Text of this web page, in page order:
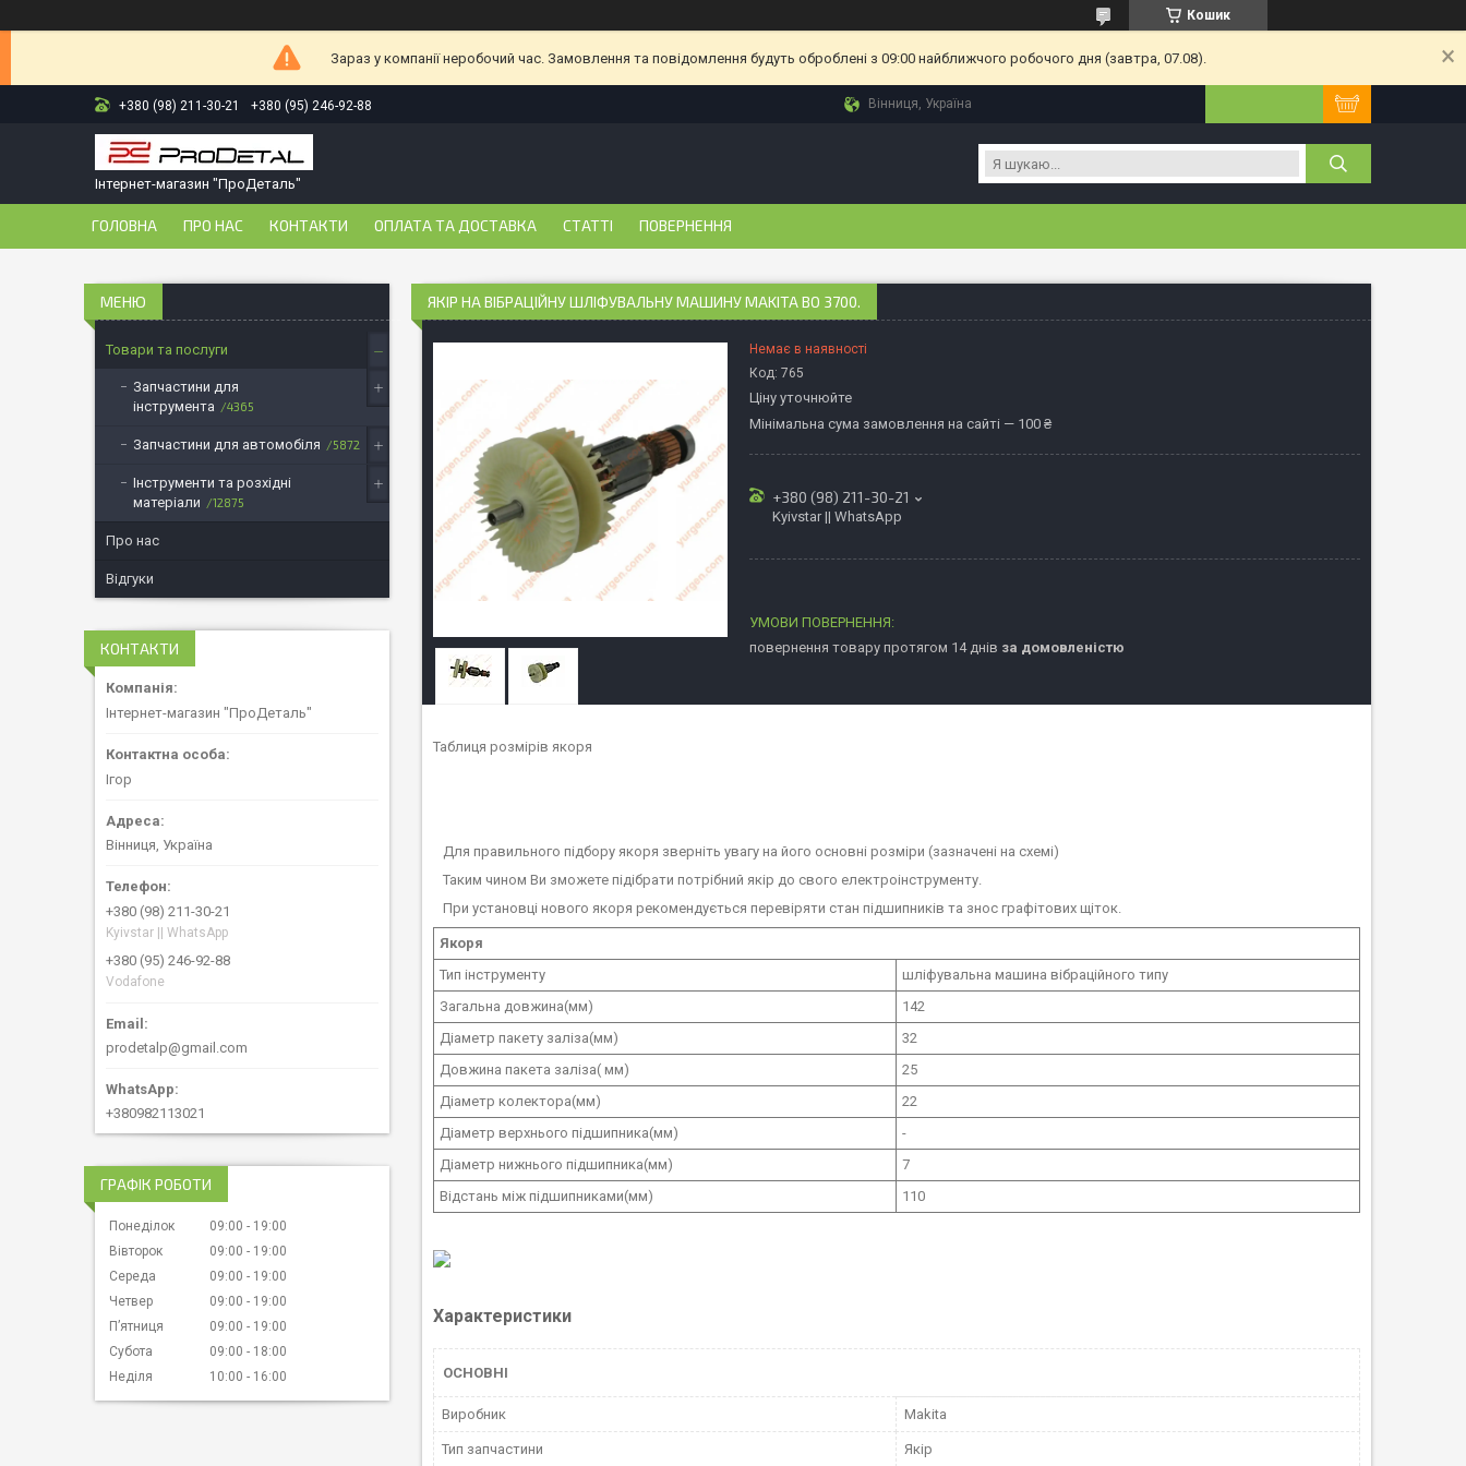
Кошик
Зараз у компанії неробочий час. Замовлення та повідомлення будуть оброблені з 09:00 найближчого робочого дня (завтра, 07.08).
+380 (98) 211-30-21 +380 (95) 246-92-88 Вінниця, Україна
Інтернет-магазин "ПроДеталь"
ГОЛОВНА ПРО НАС КОНТАКТИ ОПЛАТА ТА ДОСТАВКА СТАТТІ ПОВЕРНЕННЯ
ЯКІР НА ВІБРАЦІЙНУ ШЛІФУВАЛЬНУ МАШИНУ MAKITA BO 3700.
Немає в наявності
Код: 765
Ціну уточнюйте
Мінімальна сума замовлення на сайті — 100 ₴
+380 (98) 211-30-21
Kyivstar || WhatsApp
повернення товару протягом 14 днів за домовленістю
Таблиця розмірів якоря
Для правильного підбору якоря зверніть увагу на його основні розміри (зазначені на схемі)
Таким чином Ви зможете підібрати потрібний якір до свого електроінструменту.
При установці нового якоря рекомендується перевіряти стан підшипників та знос графітових щіток.
Якоря
Тип інструменту
шліфувальна машина вібраційного типу
Загальна довжина(мм)
142
Діаметр пакету заліза(мм)
32
Довжина пакета заліза( мм)
25
Діаметр колектора(мм)
22
Діаметр верхнього підшипника(мм)
-
Діаметр нижнього підшипника(мм)
7
Відстань між підшипниками(мм)
110
Характеристики
ОСНОВНІ
Виробник Makita
Тип запчастини Якір
Товари та послуги
Запчастини для
інструмента
4365
Запчастини для автомобіля 5872
Інструменти та розхідні
матеріали
12875
Про нас
Відгуки
КОНТАКТИ
Інтернет-магазин "ПроДеталь"
Ігор
Вінниця, Україна
+380 (98) 211-30-21
Kyivstar || WhatsApp
+380 (95) 246-92-88
Vodafone
prodetalp@gmail.com
+380982113021
ГРАФІК РОБОТИ
Понеділок 09:00
19:00
Вівторок
09:00
19:00
Середа
09:00
19:00
Четвер
09:00
19:00
Пʼятниця
09:00
19:00
Субота
09:00
18:00
Неділя
10:00 16:00